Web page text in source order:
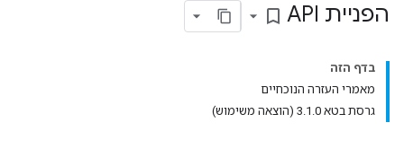
הפניית API bookmark_border
בדף הזה
מאמרי העזרה הנוכחיים
גרסת בטא 3.1.0 (הוצאה משימוש)